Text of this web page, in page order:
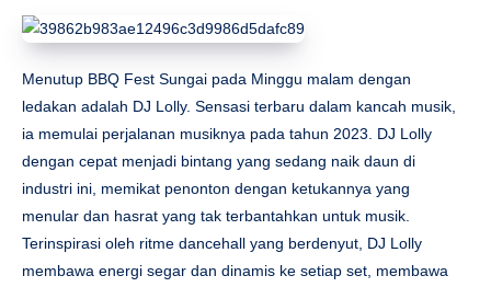
Menutup BBQ Fest Sungai pada Minggu malam dengan
ledakan adalah DJ Lolly. Sensasi terbaru dalam kancah musik,
ia memulai perjalanan musiknya pada tahun 2023. DJ Lolly
dengan cepat menjadi bintang yang sedang naik daun di
industri ini, memikat penonton dengan ketukannya yang
menular dan hasrat yang tak terbantahkan untuk musik.
Terinspirasi oleh ritme dancehall yang berdenyut, DJ Lolly
membawa energi segar dan dinamis ke setiap set, membawa